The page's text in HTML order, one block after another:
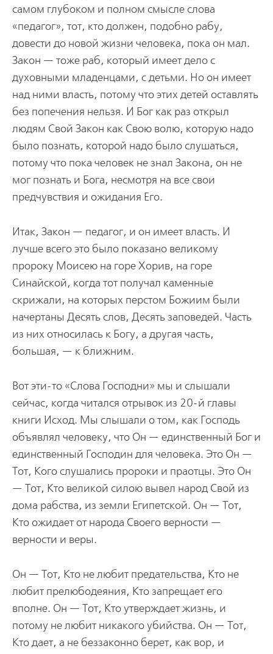
самом глубоком и полном смысле слова
«педагог», тот, кто должен, подобно рабу,
довести до новой жизни человека, пока он мал.
Закон — тоже раб, который имеет дело с
духовными младенцами, с детьми. Но он имеет
над ними власть, потому что этих детей оставлять
без попечения нельзя. И Бог как раз открыл
людям Свой Закон как Свою волю, которую надо
было познать, которой надо было слушаться,
потому что пока человек не знал Закона, он не
мог познать и Бога, несмотря на все свои
предчувствия и ожидания Его.
Итак, Закон — педагог, и он имеет власть. И
лучше всего это было показано великому
пророку Моисею на горе Хорив, на горе
Синайской, когда тот получал каменные
скрижали, на которых перстом Божиим были
начертаны Десять слов, Десять заповедей. Часть
из них относилась к Богу, а другая часть,
большая, — к ближним.
Вот эти-то «Слова Господни» мы и слышали
сейчас, когда читался отрывок из 20-й главы
книги Исход. Мы слышали о том, как Господь
объявлял человеку, что Он — единственный Бог и
единственный Господин для человека. Это Он —
Тот, Кого слушались пророки и праотцы. Это Он
— Тот, Кто великой силою вывел народ Свой из
дома рабства, из земли Египетской. Он — Тот,
Кто ожидает от народа Своего верности —
верности и веры.
Он — Тот, Кто не любит предательства, Кто не
любит прелюбодеяния, Кто запрещает его
вполне. Он — Тот, Кто утверждает жизнь, и
потому не любит никакого убийства. Он — Тот,
Кто дает, а не беззаконно берет, как вор, и